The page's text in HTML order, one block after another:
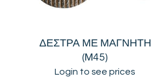
ΔΕΣΤΡΑ ΜΕ ΜΑΓΝΗΤΗ
(Μ45)
Login to see prices